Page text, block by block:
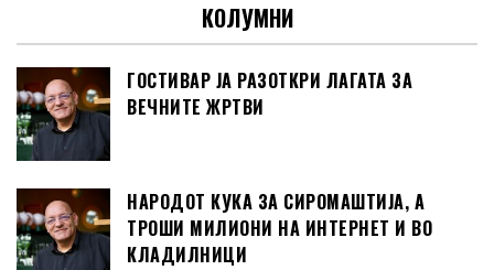
КОЛУМНИ
ГОСТИВАР ЈА РАЗОТКРИ ЛАГАТА ЗА
ВЕЧНИТЕ ЖРТВИ
НАРОДОТ КУКА ЗА СИРОМАШТИЈА, А
ТРОШИ МИЛИОНИ НА ИНТЕРНЕТ И ВО
КЛАДИЛНИЦИ